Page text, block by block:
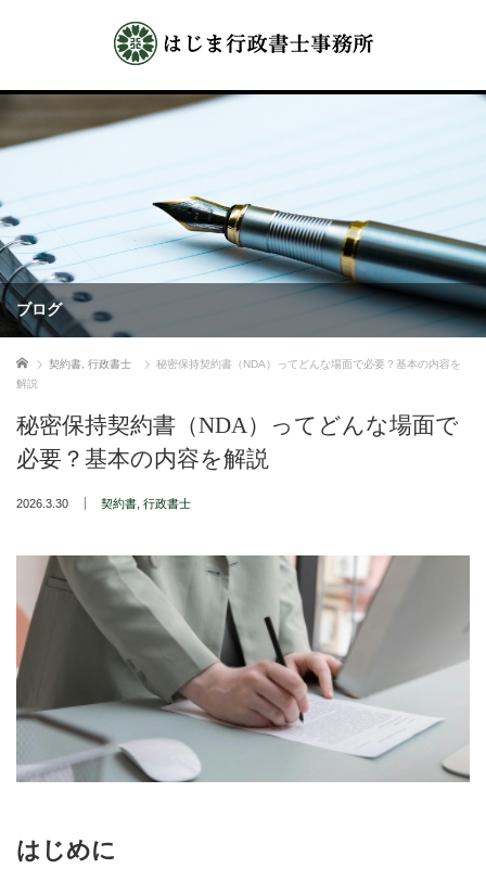
ブログ
ホーム 契約書 行政書士
秘密保持契約書（NDA）ってどんな場面で必要？基本の内容を
解説
秘密保持契約書（NDA）ってどんな場面で
必要？基本の内容を解説
2026.3.30 契約書 行政書士
はじめに